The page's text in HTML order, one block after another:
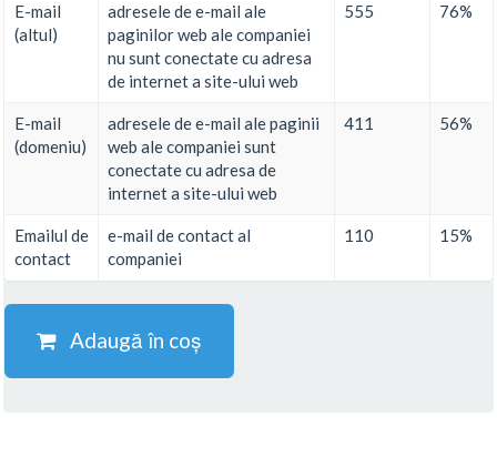
E-mail
(altul)
adresele de e-mail ale
paginilor web ale companiei
nu sunt conectate cu adresa
de internet a site-ului web
555 76%
E-mail
(domeniu)
adresele de e-mail ale paginii
web ale companiei sunt
conectate cu adresa de
internet a site-ului web
411 56%
Emailul de
contact
e-mail de contact al
companiei
110 15%
Adaugă în coș